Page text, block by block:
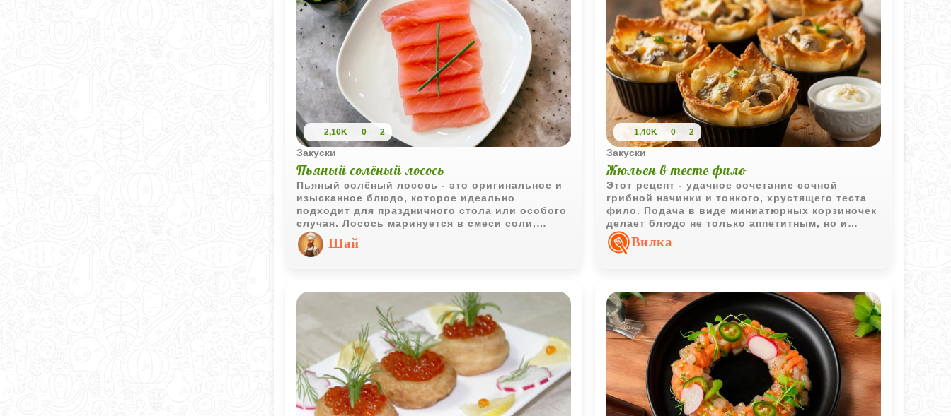
2,10K 0 2
Закуски
Пьяный солёный лосось
Пьяный солёный лосось - это оригинальное и
изысканное блюдо, которое идеально
подходит для праздничного стола или особого
случая. Лосось маринуется в смеси соли,
сахара и алкоголя, что придаёт ему
неповторимый вкус и аромат.
Шай
1,40K 0 2
Закуски
Жюльен в тесте фило
Этот рецепт - удачное сочетание сочной
грибной начинки и тонкого, хрустящего теста
фило. Подача в виде миниатюрных корзиночек
делает блюдо не только аппетитным, но и
нарядным. Такие жюльены отлично смотрятся
на праздничном столе, но подойдут и для
Вилка